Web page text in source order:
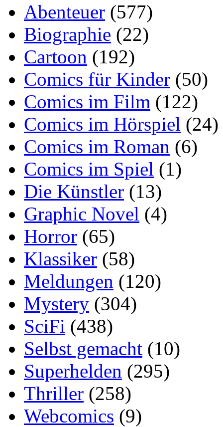
Abenteuer (577)
Biographie (22)
Cartoon (192)
Comics für Kinder (50)
Comics im Film (122)
Comics im Hörspiel (24)
Comics im Roman (6)
Comics im Spiel (1)
Die Künstler (13)
Graphic Novel (4)
Horror (65)
Klassiker (58)
Meldungen (120)
Mystery (304)
SciFi (438)
Selbst gemacht (10)
Superhelden (295)
Thriller (258)
Webcomics (9)